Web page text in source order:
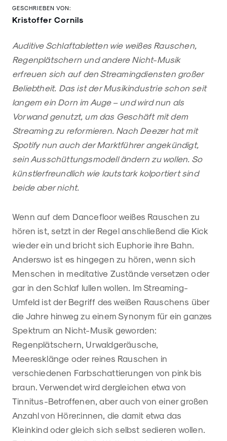
GESCHRIEBEN VON:
Kristoffer Cornils
Auditive Schlaftabletten wie weißes Rauschen,
Regenplätschern und andere Nicht-Musik
erfreuen sich auf den Streamingdiensten großer
Beliebtheit. Das ist der Musikindustrie schon seit
langem ein Dorn im Auge – und wird nun als
Vorwand genutzt, um das Geschäft mit dem
Streaming zu reformieren. Nach Deezer hat mit
Spotify nun auch der Marktführer angekündigt,
sein Ausschüttungsmodell ändern zu wollen. So
künstlerfreundlich wie lautstark kolportiert sind
beide aber nicht.
Wenn auf dem Dancefloor weißes Rauschen zu
hören ist, setzt in der Regel anschließend die Kick
wieder ein und bricht sich Euphorie ihre Bahn.
Anderswo ist es hingegen zu hören, wenn sich
Menschen in meditative Zustände versetzen oder
gar in den Schlaf lullen wollen. Im Streaming-
Umfeld ist der Begriff des weißen Rauschens über
die Jahre hinweg zu einem Synonym für ein ganzes
Spektrum an Nicht-Musik geworden:
Regenplätschern, Urwaldgeräusche,
Meeresklänge oder reines Rauschen in
verschiedenen Farbschattierungen von pink bis
braun. Verwendet wird dergleichen etwa von
Tinnitus-Betroffenen, aber auch von einer großen
Anzahl von Hörer:innen, die damit etwa das
Kleinkind oder gleich sich selbst sedieren wollen.